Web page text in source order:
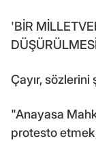
'BİR
Çayır,
"Anayasa
protesto